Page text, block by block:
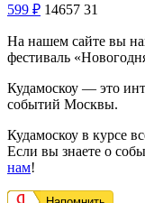
599 ₽ 14657 31
На нашем сайте вы
фестиваль
Кудамоскоу — это
событий Москвы.
Кудамоскоу в курсе
Если вы знаете о
нам!